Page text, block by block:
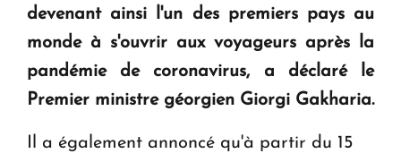
devenant ainsi l'un des premiers pays au
monde à s'ouvrir aux voyageurs après la
pandémie de coronavirus, a déclaré le
Premier ministre géorgien Giorgi Gakharia.
Il a également annoncé qu'à partir du 15